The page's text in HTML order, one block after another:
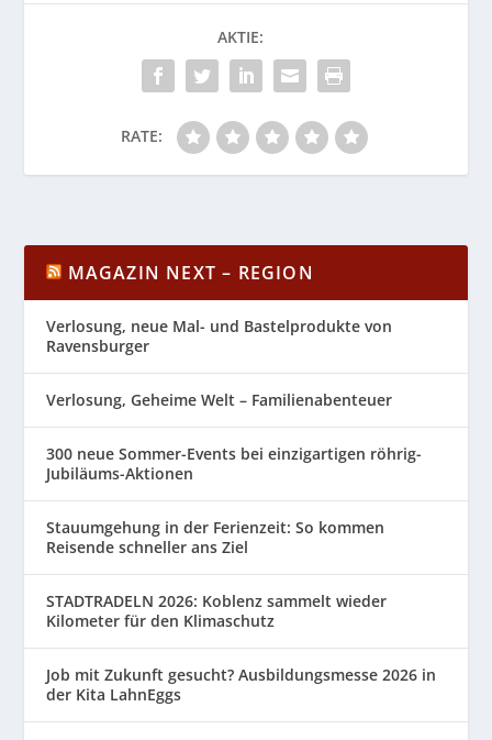
AKTIE:
RATE:
MAGAZIN NEXT – REGION
Verlosung, neue Mal- und Bastelprodukte von
Ravensburger
Verlosung, Geheime Welt – Familienabenteuer
300 neue Sommer-Events bei einzigartigen röhrig-
Jubiläums-Aktionen
Stauumgehung in der Ferienzeit: So kommen
Reisende schneller ans Ziel
STADTRADELN 2026: Koblenz sammelt wieder
Kilometer für den Klimaschutz
Job mit Zukunft gesucht? Ausbildungsmesse 2026 in
der Kita LahnEggs